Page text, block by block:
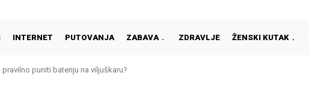
INTERNET PUTOVANJA ZABAVA ZDRAVLJE ŽENSKI KUTAK
pravilno puniti bateriju na viljuškaru?